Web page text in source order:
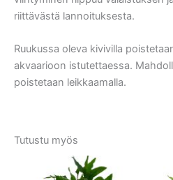
riittävästä lannoituksesta.
Ruukussa oleva kivivilla
akvaarioon istutettaessa.
poistetaan leikkaamalla.
Tutustu myös